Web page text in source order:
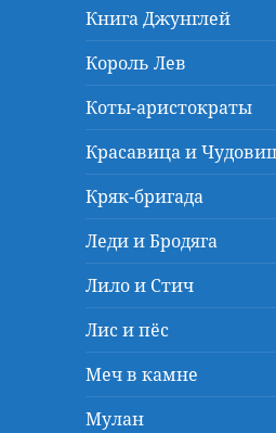
Книга Джунглей
Король Лев
Коты-аристократы
Красавица и
Кряк-бригада
Леди и Бродяга
Лило и Стич
Лис и пёс
Меч в камне
Мулан